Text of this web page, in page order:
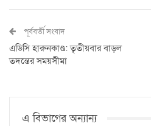
পূর্ববর্তী সংবাদ
এডিসি হারুনকাণ্ড: তৃতীয়বার বাড়ল
তদন্তের সময়সীমা
এ বিভাগের অন্যান্য